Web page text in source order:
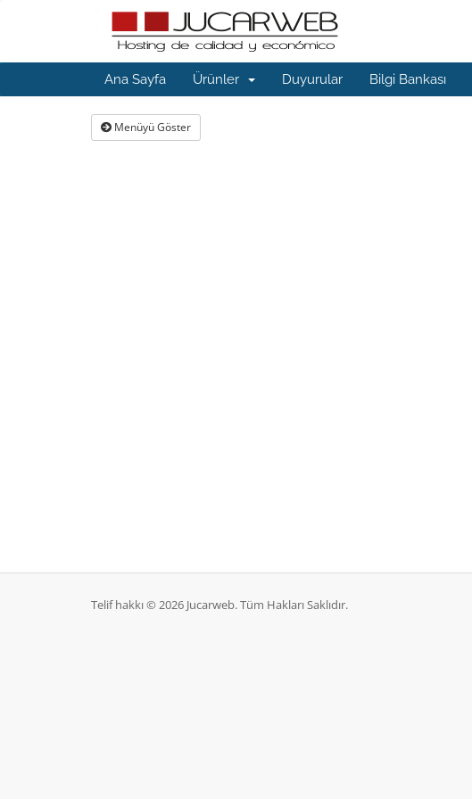
Ana Sayfa Ürünler Duyurular Bilgi Bankası
Menüyü Göster
Telif hakkı © 2026 Jucarweb. Tüm Hakları Saklıdır.